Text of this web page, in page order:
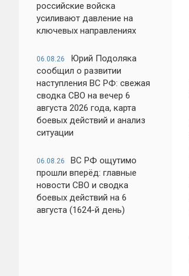
российские войска
усиливают давление на
ключевых направлениях
06.08.26
Юрий Подоляка
сообщил о развитии
наступления ВС РФ: свежая
сводка СВО на вечер 6
августа 2026 года, карта
боевых действий и анализ
ситуации
06.08.26
ВС РФ ощутимо
прошли вперёд: главные
новости СВО и сводка
боевых действий на 6
августа (1624-й день)